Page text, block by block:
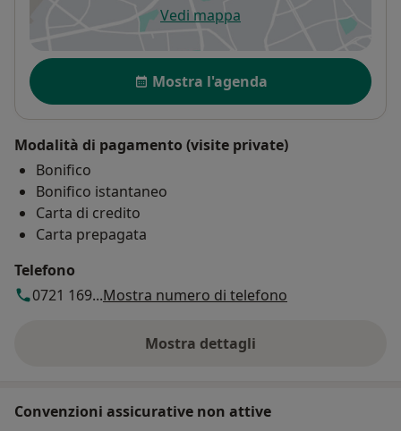
Vedi mappasi apre in una nuova scheda
Disponibilità
Mostra l'agenda
Modalità di pagamento (visite private)
Bonifico
Bonifico istantaneo
Carta di credito
Carta prepagata
Telefono
0721 169...Mostra numero di telefono
Mostra dettagli
sull'indirizzo
Convenzioni assicurative non attive